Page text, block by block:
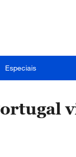
Especiais